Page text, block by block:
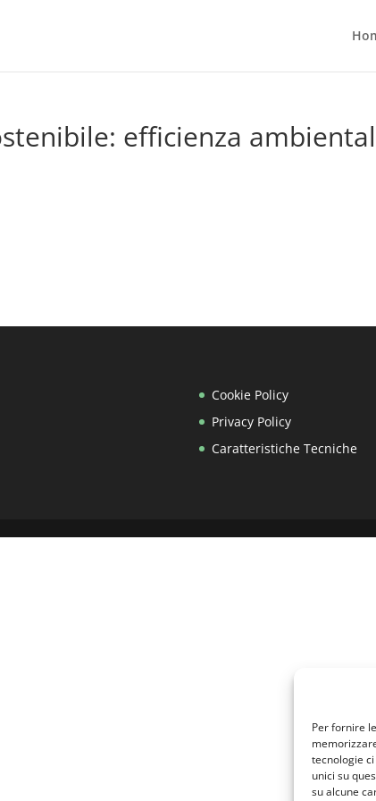
Per fornire
tecnologie
unici su
su alcune
efficienza
Cookie Policy
Privacy Policy
Caratteristiche Tecniche